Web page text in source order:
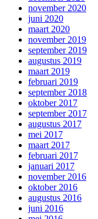
november 2020
juni 2020
maart 2020
november 2019
september 2019
augustus 2019
maart 2019
februari 2019
september 2018
oktober 2017
september 2017
augustus 2017
mei 2017
maart 2017
februari 2017
januari 2017
november 2016
oktober 2016
augustus 2016
juni 2016